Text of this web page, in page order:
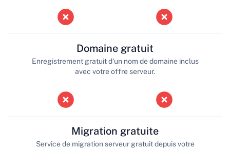
Domaine gratuit
Enregistrement gratuit d'un nom de domaine inclus
avec votre offre serveur.
Migration gratuite
Service de migration serveur gratuit depuis votre